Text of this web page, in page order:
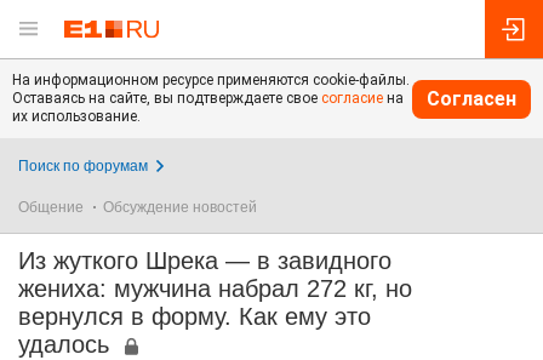
На информационном ресурсе применяются cookie-файлы.
Оставаясь на сайте, вы подтверждаете свое согласие на
их использование.
Согласен
Поиск по форумам
Общение Обсуждение новостей
Из жуткого Шрека — в завидного
жениха: мужчина набрал 272 кг, но
вернулся в форму. Как ему это
удалось